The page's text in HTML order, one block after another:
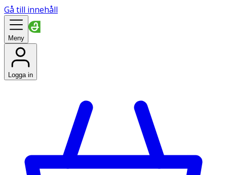
Gå till innehåll
Meny
Logga in